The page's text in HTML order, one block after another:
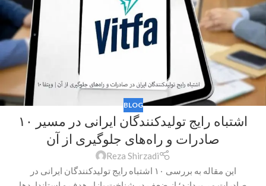
BLOG
۱۰ اشتباه رایج تولیدکنندگان ایرانی در مسیر
صادرات و راه‌های جلوگیری از آن
Reza Shirzadi
این مقاله به بررسی ۱۰ اشتباه رایج تولیدکنندگان ایرانی در